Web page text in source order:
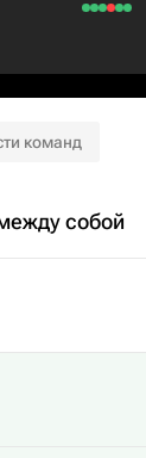
команд
собой